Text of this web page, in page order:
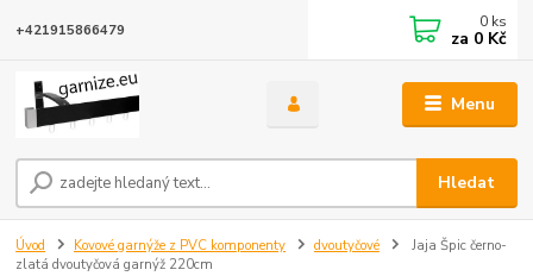
Menu
Hledat
+421915866479 0 ks
za 0 Kč
Úvod Kovové garnýže z PVC komponenty dvoutyčové
Jaja Špic černo-
zlatá dvoutyčová garnýž 220cm